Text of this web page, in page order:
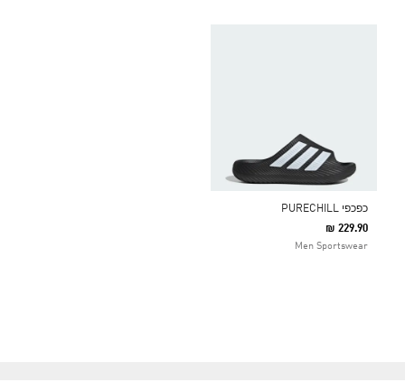
כפכפי PURECHILL
₪ 229.90
Men Sportswear